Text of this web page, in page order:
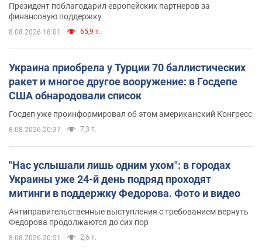
Президент поблагодарил европейских партнеров за
финансовую поддержку
8.08.2026 18:01 65,9 т.
Украина приобрела у Турции 70 баллистических
ракет и многое другое вооружение: в Госдепе
США обнародовали список
Госдеп уже проинформировал об этом американский Конгресс
8.08.2026 20:37 7,3 т.
"Нас услышали лишь одним ухом": в городах
Украины уже 24-й день подряд проходят
митинги в поддержку Федорова. Фото и видео
Антиправительственные выступления с требованием вернуть
Федорова продолжаются до сих пор
8.08.2026 20:51 2,6 т.